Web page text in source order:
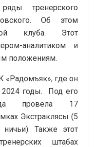
тренерского
Об этом
клуба. Этот
аналитиком и
положениям.
«Радомъяк», где он
2024 годы. Под его
провела 17
Экстраклясы (5
Также этот
штабах